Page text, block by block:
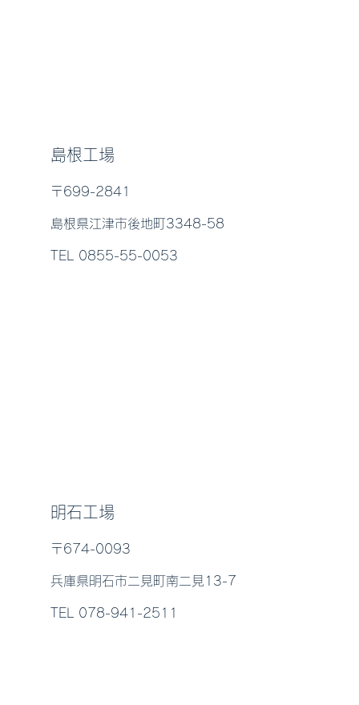
島根工場
〒699-2841
島根県江津市後地町3348-58
TEL 0855-55-0053
明石工場
〒674-0093
兵庫県明石市二見町南二見13-7
TEL 078-941-2511